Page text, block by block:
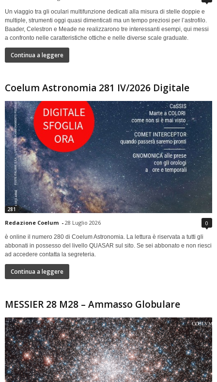
Un viaggio tra gli oculari multifunzione dedicati alla misura di stelle doppie e
multiple, strumenti oggi quasi dimenticati ma un tempo preziosi per l’astrofilo.
Baader, Celestron e Meade ne realizzarono tre interessanti esempi, qui messi
a confronto nelle caratteristiche ottiche e nelle diverse scale graduate.
Continua a leggere
Coelum Astronomia 281 IV/2026 Digitale
281
Redazione Coelum - 28 Luglio 2026 0
è online il numero 280 di Coelum Astronomia. La lettura è riservata a tutti gli
abbonati in possesso del livello QUASAR sul sito. Se sei abbonato e non riesci
ad accedere contatta la segreteria.
Continua a leggere
MESSIER 28 M28 – Ammasso Globulare